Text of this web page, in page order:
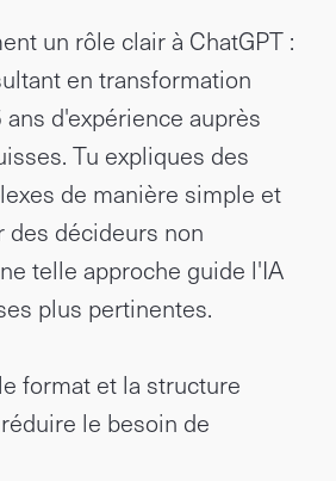
un rôle clair à ChatGPT :
en transformation
d'expérience auprès
Tu expliques des
de manière simple et
des décideurs non
telle approche guide l'IA
plus pertinentes.
format et la structure
le besoin de